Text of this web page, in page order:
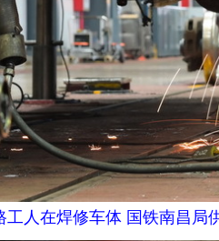
在焊修车体 国铁南昌局